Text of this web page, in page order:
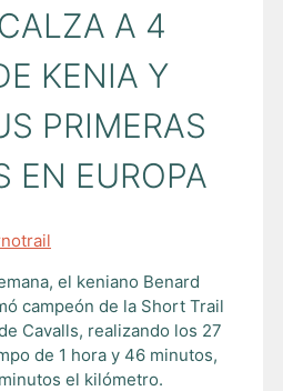
A 4
KENIA Y
PRIMERAS
EN EUROPA
el keniano Benard
campeón de la Short Trail
Cavalls, realizando los 27
de 1 hora y 46 minutos,
el kilómetro.